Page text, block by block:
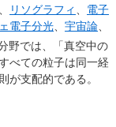
リソグラフィ
電子
電子分光 宇宙論
野では、「真空中の
べての粒子は同一経
が支配的である。